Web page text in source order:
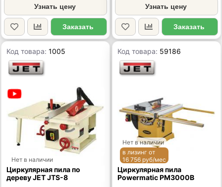
Узнать цену
Заказать
Узнать цену
Заказать
Код товара:1005
Нет в наличии
Циркулярная пила по
дереву JET JTS-8
Код товара: 59186
Нет в наличии
в лизинг от
16 756 руб/мес
Циркулярная пила
Powermatic PM3000B